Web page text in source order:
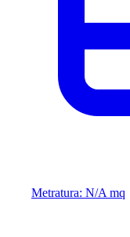
Metratura: N/A mq